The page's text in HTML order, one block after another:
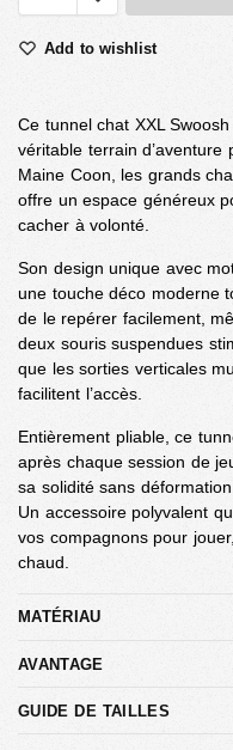
Add to wishlist
Ce tunnel chat XXL
véritable terrain
Maine Coon, les grands
offre un espace généreux
cacher à volonté.
Son design unique avec
une touche déco moderne
de le repérer facilement,
deux souris suspendues
que les sorties verticales
facilitent l’accès.
Entièrement pliable, ce
après chaque session de
sa solidité sans
Un accessoire polyvalent
vos compagnons pour
chaud.
MATÉRIAU
AVANTAGE
GUIDE DE TAILLES